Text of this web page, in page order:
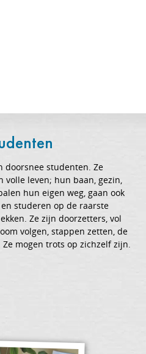
doorsnee studenten. Ze
volle leven; hun baan, gezin,
hun eigen weg, gaan ook
studeren op de raarste
Ze zijn doorzetters, vol
volgen, stappen zetten, de
mogen trots op zichzelf zijn.